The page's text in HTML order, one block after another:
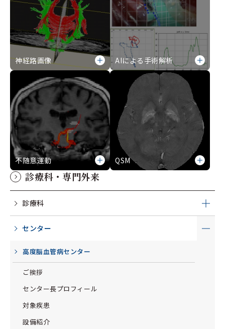
診療科・専門外来
診療科
センター
高度脳血管病センター
ご挨拶
センター長プロフィール
対象疾患
設備紹介
神経路画像 AIによる手術解析
不随意運動 QSM